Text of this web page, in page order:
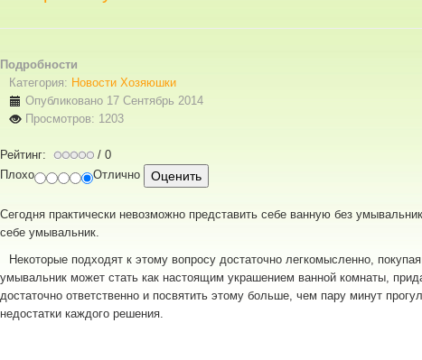
Подробности
Категория: Новости Хозяюшки
Опубликовано 17 Сентябрь 2014
Просмотров: 1203
Рейтинг:
/ 0
Плохо
Отлично
Сегодня практически невозможно представить себе ванную без
себе умывальник.
Некоторые подходят к этому вопросу достаточно легкомысленно,
умывальник может стать как настоящим украшением ванной комнаты,
достаточно ответственно и посвятить этому больше, чем пару минут
недостатки каждого решения.